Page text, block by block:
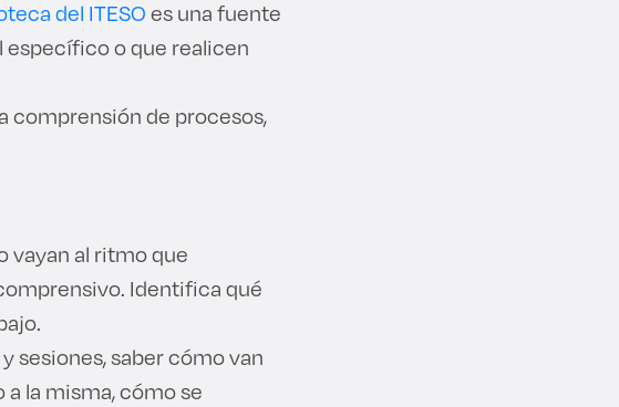
del ITESOes una fuente
específico o que realicen
comprensión de procesos,
vayan al ritmo que
Identifica qué
sesiones, saber cómo van
la misma, cómo se